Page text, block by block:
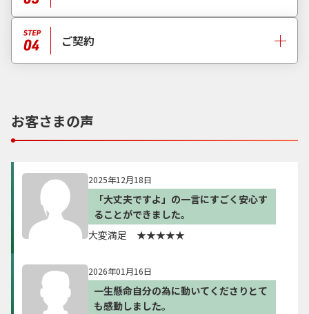
ご契約
お客さまの声
2025年12月18日
「大丈夫ですよ」の一言にすごく安心す
ることができました。
大変満足 ★★★★★
2026年01月16日
一生懸命自分の為に動いてくださりとて
も感動しました。